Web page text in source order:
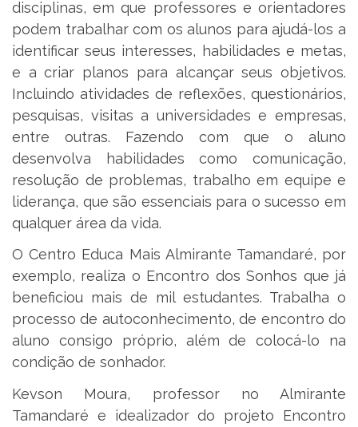
disciplinas, em que professores e orientadores
podem trabalhar com os alunos para ajudá-los a
identificar seus interesses, habilidades e metas,
e a criar planos para alcançar seus objetivos.
Incluindo atividades de reflexões, questionários,
pesquisas, visitas a universidades e empresas,
entre outras. Fazendo com que o aluno
desenvolva habilidades como comunicação,
resolução de problemas, trabalho em equipe e
liderança, que são essenciais para o sucesso em
qualquer área da vida.
O Centro Educa Mais Almirante Tamandaré, por
exemplo, realiza o Encontro dos Sonhos que já
beneficiou mais de mil estudantes. Trabalha o
processo de autoconhecimento, de encontro do
aluno consigo próprio, além de colocá-lo na
condição de sonhador.
Kevson Moura, professor no Almirante
Tamandaré e idealizador do projeto Encontro